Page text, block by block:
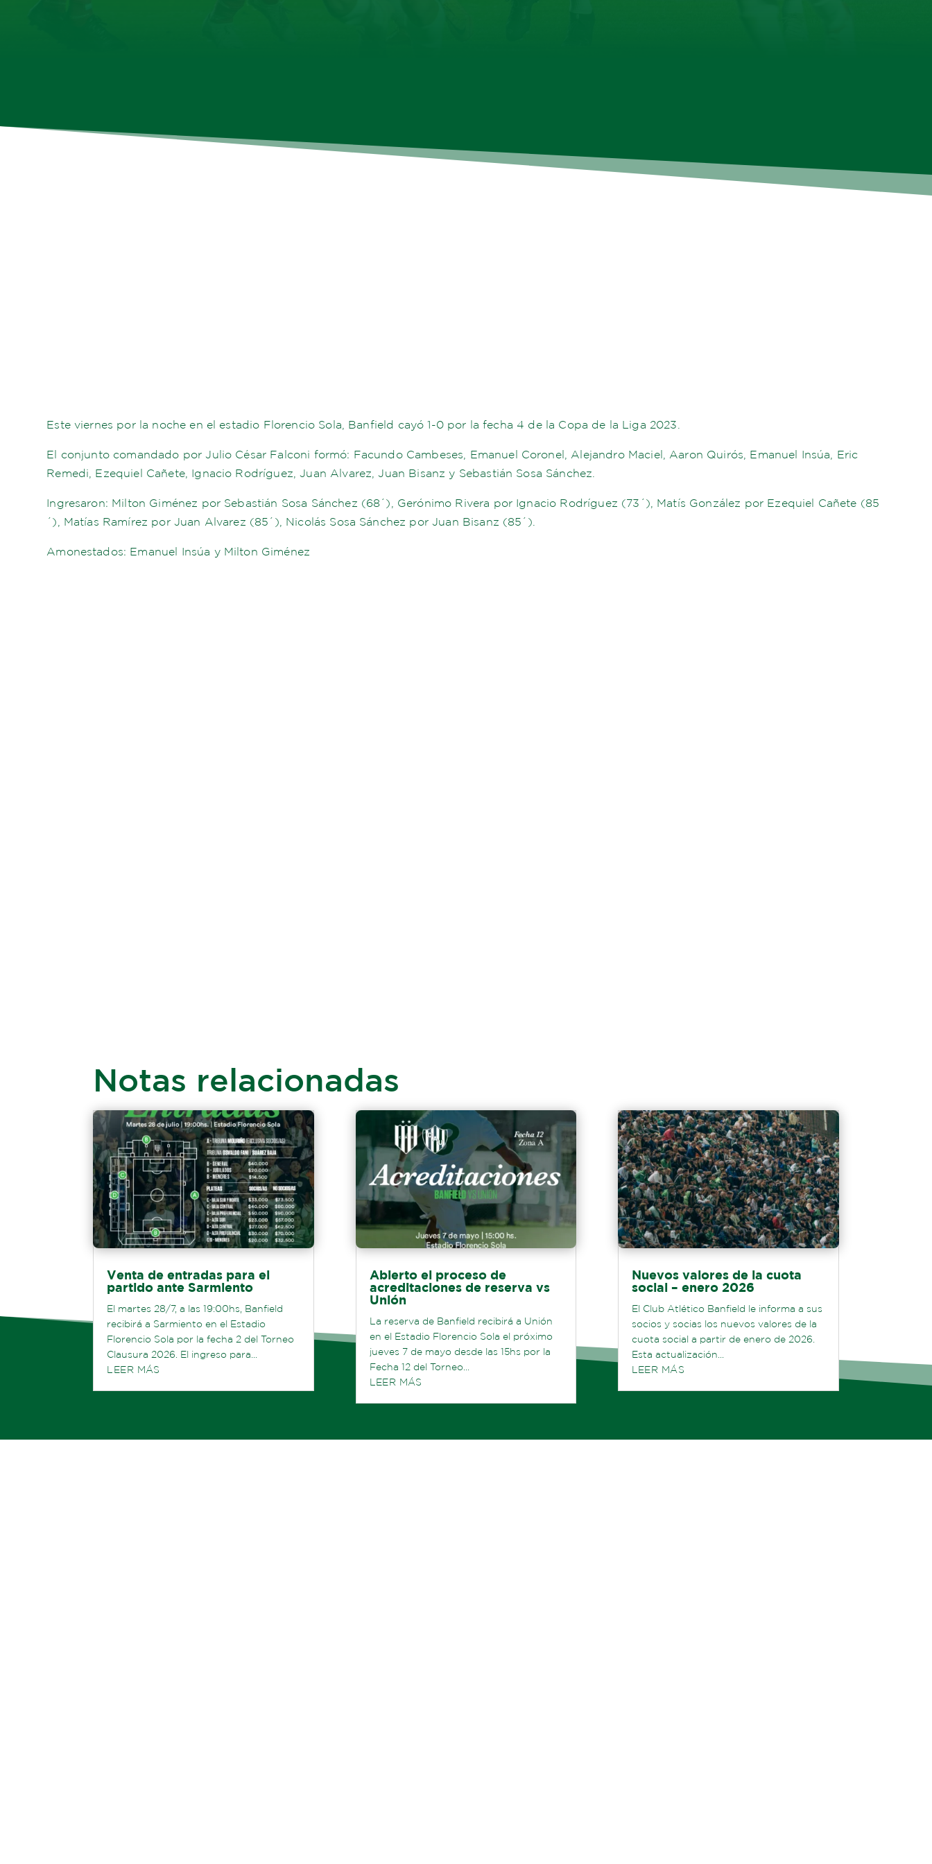
Este viernes por la noche en el estadio Florencio Sola, Banfield cayó 1-0 por la fecha 4 de la Copa de la Liga 2023.
El conjunto comandado por Julio César Falconi formó: Facundo Cambeses, Emanuel Coronel, Alejandro Maciel, Aaron Quirós, Emanuel Insúa, Eric
Remedi, Ezequiel Cañete, Ignacio Rodríguez, Juan Alvarez, Juan Bisanz y Sebastián Sosa Sánchez.
Ingresaron: Milton Giménez por Sebastián Sosa Sánchez (68´), Gerónimo Rivera por Ignacio Rodríguez (73´), Matís González por Ezequiel Cañete (85
´), Matías Ramírez por Juan Alvarez (85´), Nicolás Sosa Sánchez por Juan Bisanz (85´).
Amonestados: Emanuel Insúa y Milton Giménez
Notas relacionadas
Venta de entradas para el
partido ante Sarmiento
El martes 28/7, a las 19:00hs, Banfield
recibirá a Sarmiento en el Estadio
Florencio Sola por la fecha 2 del Torneo
Clausura 2026. El ingreso para...
LEER MÁS
Abierto el proceso de
acreditaciones de reserva vs
Unión
La reserva de Banfield recibirá a Unión
en el Estadio Florencio Sola el próximo
jueves 7 de mayo desde las 15hs por la
Fecha 12 del Torneo...
LEER MÁS
Nuevos valores de la cuota
social – enero 2026
El Club Atlético Banfield le informa a sus
socios y socias los nuevos valores de la
cuota social a partir de enero de 2026.
Esta actualización...
LEER MÁS